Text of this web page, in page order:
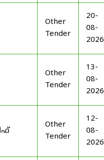
Other
Tender
20-
08-
2026
Other
Tender
13-
08-
2026
Other
Tender
12-
08-
2026